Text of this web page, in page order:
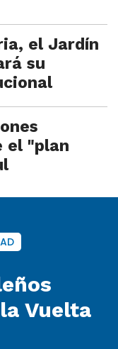
el Jardín
su
el "plan
Vuelta